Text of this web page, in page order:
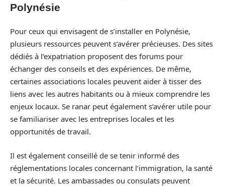
Polynésie
Pour ceux qui envisagent de s’installer en Polynésie,
plusieurs ressources peuvent s’avérer précieuses. Des sites
dédiés à l’expatriation proposent des forums pour
échanger des conseils et des expériences. De même,
certaines associations locales peuvent aider à tisser des
liens avec les autres habitants ou à mieux comprendre les
enjeux locaux. Se ranar peut également s’avérer utile pour
se familiariser avec les entreprises locales et les
opportunités de travail.
Il est également conseillé de se tenir informé des
réglementations locales concernant l’immigration, la santé
et la sécurité. Les ambassades ou consulats peuvent